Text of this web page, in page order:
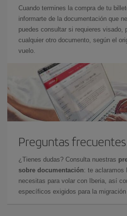
Cuando termines la compra de tu
informarte de la documentación que
puedes consultar si requieres visado,
cualquier otro documento, según el
vuelo.
Preguntas frecuentes
¿Tienes dudas? Consulta nuestras
sobre documentación: te aclaramos
necesitas para volar con Iberia, así
específicos exigidos para la